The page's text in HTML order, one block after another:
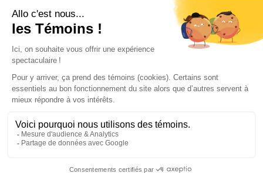
Graphisme
Maintenance
Conseil
Copyright © 2021Agence Web et Marketing
DigitaleTaktikTech à Forez
Mentions Legales